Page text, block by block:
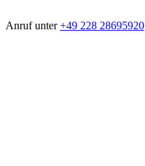
Anruf unter +49 228 28695920